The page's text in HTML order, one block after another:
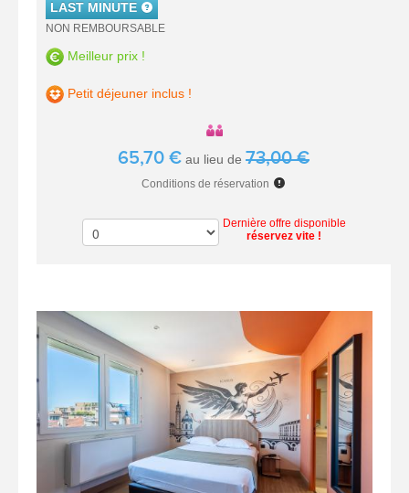
LAST MINUTE
NON REMBOURSABLE
Meilleur prix !
Petit déjeuner inclus !
65,70 € au lieu de 73,00 €
Conditions de réservation
Dernière offre disponible
réservez vite !